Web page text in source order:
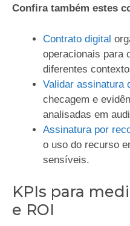
Confira também estes
Contrato digital
operacionais para
diferentes
Validar assinatura
checagem e
analisadas em
Assinatura por
o uso do recurso
sensíveis.
KPIs para
e ROI